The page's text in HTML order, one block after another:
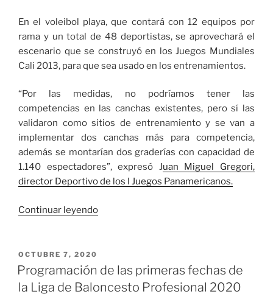
En el voleibol playa, que contará con 12 equipos por
rama y un total de 48 deportistas, se aprovechará el
escenario que se construyó en los Juegos Mundiales
Cali 2013, para que sea usado en los entrenamientos.
“Por las medidas, no podríamos tener las
competencias en las canchas existentes, pero sí las
validaron como sitios de entrenamiento y se van a
implementar dos canchas más para competencia,
además se montarían dos graderías con capacidad de
1.140 espectadores”, expresó Juan Miguel Gregori,
director Deportivo de los I Juegos Panamericanos.
Continuar leyendo«Voleibol
3×3
tendrán
PUBLICADO
EL
OCTUBRE 7, 2020
Programación de las primeras fechas de
la Liga de Baloncesto Profesional 2020